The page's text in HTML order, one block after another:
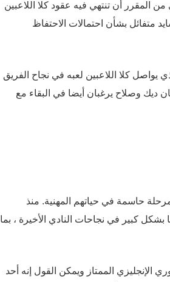
33 عاما. يأتي ذلك في الوقت الذي من المقرر أن تنتهي فيه عقود كلا اللاعبين
متفائل بشأن احتمالات الاحتفاظ
يواصل كلا اللاعبين لعبه في نجاح الفريق
ديك وصلاح يرغبان أيضا في البقاء مع
حاسمة في حياتهم المهنية. منذ
كبير في نجاحات النادي الأخيرة ، بما
اللاعبين أداء في الدوري الإنجليزي الممتاز ويمكن القول إنه أحد